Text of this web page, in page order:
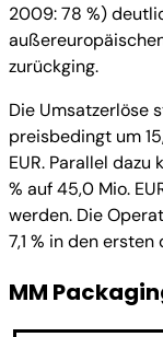
2009: 78 %)
zurückging.
Die Umsatzerlöse
preisbedingt um
EUR. Parallel
% auf 45,0 Mio.
werden. Die
7,1 % in den
MM